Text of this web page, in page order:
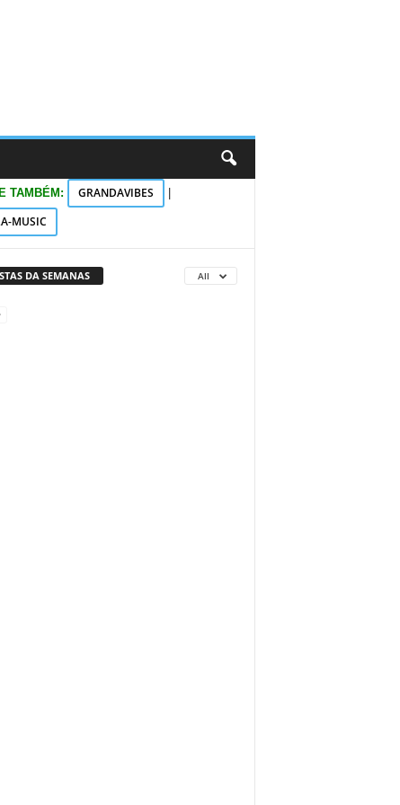
TAMBÉM: GRANDAVIBES
MUSIC
DA SEMANAS All